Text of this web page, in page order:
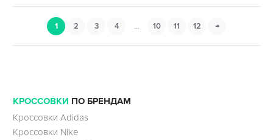
1 2 3 4 … 10 11 12 →
КРОССОВКИ ПО БРЕНДАМ
Кроссовки Adidas
Кроссовки Nike